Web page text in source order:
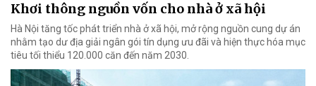
Khơi thông nguồn vốn cho nhà ở xã hội
Hà Nội tăng tốc phát triển nhà ở xã hội, mở rộng nguồn cung dự án
nhằm tạo dư địa giải ngân gói tín dụng ưu đãi và hiện thực hóa mục
tiêu tối thiểu 120.000 căn đến năm 2030.